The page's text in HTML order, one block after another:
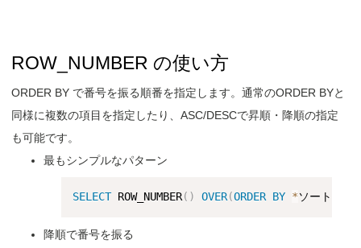
ROW_NUMBER の使い方
ORDER BY で番号を振る順番を指定します。通常のORDER BYと
同様に複数の項目を指定したり、ASC/DESCで昇順・降順の指定
も可能です。
最もシンプルなパターン
SELECT ROW_NUMBER( ) OVER(ORDER BY *ソートする
降順で番号を振る